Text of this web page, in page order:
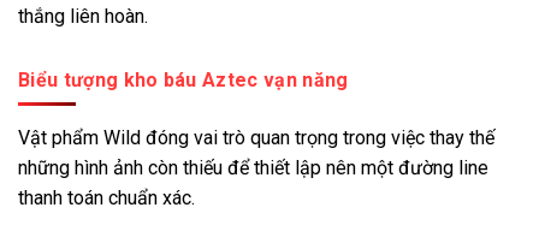
thắng liên hoàn.
Biểu tượng kho báu Aztec vạn năng
Vật phẩm Wild đóng vai trò quan trọng trong việc thay thế
những hình ảnh còn thiếu để thiết lập nên một đường line
thanh toán chuẩn xác.